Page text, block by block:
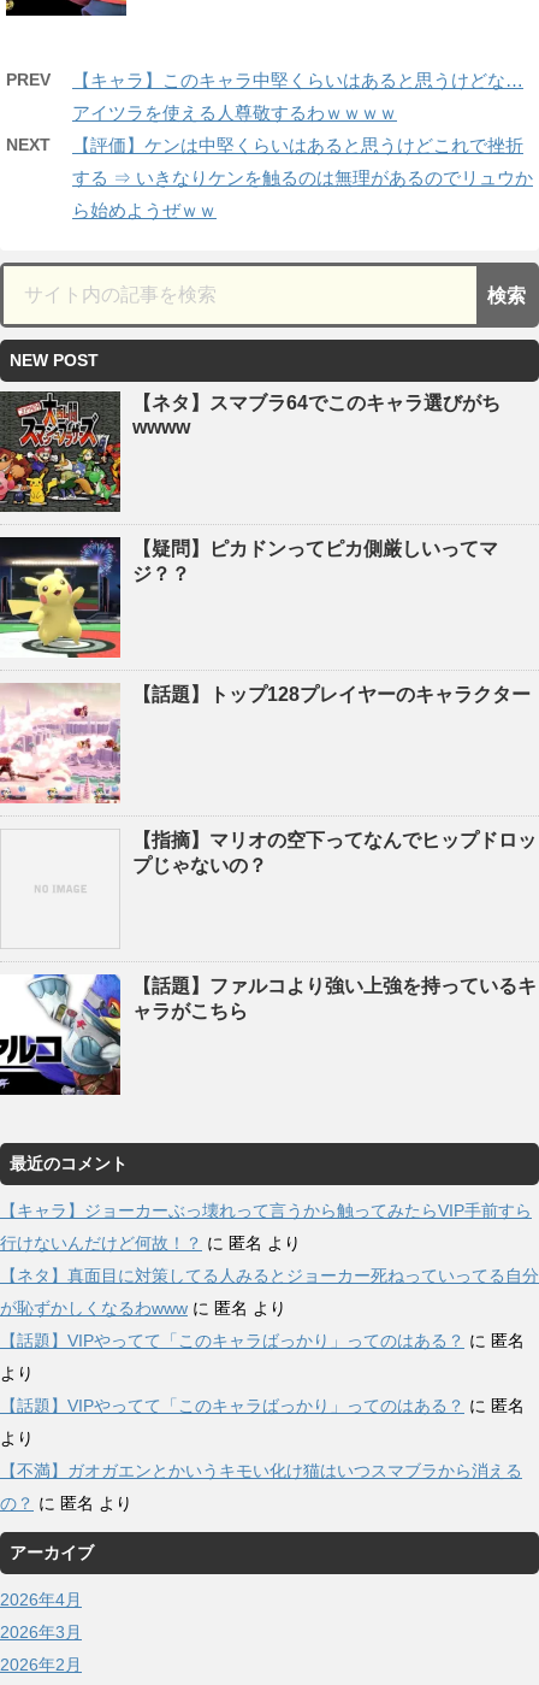
PREV
【キャラ】このキャラ中堅くらいはあると思うけどな…
アイツラを使える人尊敬するわｗｗｗｗ
NEXT
【評価】ケンは中堅くらいはあると思うけどこれで挫折
する ⇒ いきなりケンを触るのは無理があるのでリュウか
ら始めようぜｗｗ
NEW POST
【ネタ】スマブラ64でこのキャラ選びがち
wwww
【疑問】ピカドンってピカ側厳しいってマ
ジ？？
【話題】トップ128プレイヤーのキャラクター
【指摘】マリオの空下ってなんでヒップドロッ
プじゃないの？
【話題】ファルコより強い上強を持っているキ
ャラがこちら
最近のコメント
【キャラ】ジョーカーぶっ壊れって言うから触ってみたらVIP手前すら
行けないんだけど何故！？ に 匿名 より
【ネタ】真面目に対策してる人みるとジョーカー死ねっていってる自分
が恥ずかしくなるわwww に 匿名 より
【話題】VIPやってて「このキャラばっかり」ってのはある？ に 匿名
より
【話題】VIPやってて「このキャラばっかり」ってのはある？ に 匿名
より
【不満】ガオガエンとかいうキモい化け猫はいつスマブラから消える
の？ に 匿名 より
アーカイブ
2026年4月
2026年3月
2026年2月